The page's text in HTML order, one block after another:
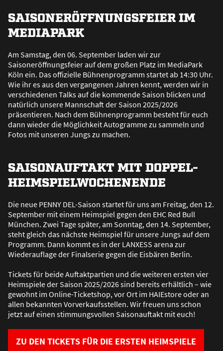
SAISONERÖFFNUNGSFEIER IM
MEDIAPARK
Am Samstag, den 06. September laden wir zur
Saisoneröffnungsfeier auf dem großen Platz im MediaPark
Köln ein. Das offizielle Bühnenprogramm startet ab 14:30 Uhr.
Wie ihr es aus den vergangenen Jahren kennt, werden wir in
verschiedenen Talks auf die kommende Saison blicken und
natürlich unsere Mannschaft der Saison 2025/2026
präsentieren. Nach dem Bühnenprogramm besteht für euch
dann wieder die Möglichkeit Autogramme zu sammeln und
Fotos mit unseren Jungs zu machen.
SAISONAUFTAKT MIT DOPPEL-
HEIMSPIELWOCHENENDE
Die neue PENNY DEL-Saison startet für uns am Freitag, den 12.
September mit einem Heimspiel gegen den EHC Red Bull
München. Zwei Tage später, am Sonntag, den 14. September,
steht gleich das nächste Heimspiel für unsere Jungs auf dem
Programm. Dann kommt es in der LANXESS arena zur
Wiederauflage der Finalserie gegen die Eisbären Berlin.
Tickets für beide Auftaktpartien und die weiteren ersten vier
Heimspiele der Saison 2025/2026 sind bereits erhältlich – wie
gewohnt im Online-Ticketshop, vor Ort im HAIEstore oder an
allen bekannten Vorverkaufsstellen. Wir freuen uns schon
jetzt auf einen stimmungsvollen Saisonauftakt mit euch!
ZU DEN TICKETS FÜR DIE ERSTEN HEIMSPIELE